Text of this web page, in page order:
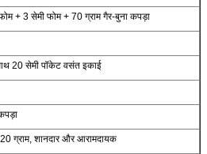
+ 3 सेमी फोम + 70 ग्राम गैर-बुना कपड़ा
20 सेमी पॉकेट वसंत इकाई
ग्राम, शानदार और आरामदायक